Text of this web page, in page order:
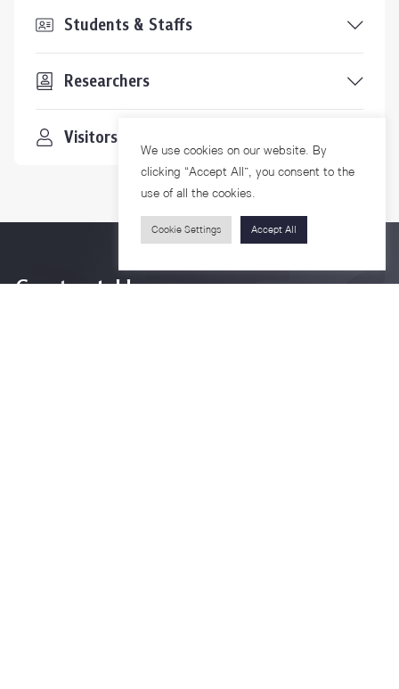
Students & Staffs
Researchers
Visitors
Contact Us
We use cookies on our website. By
clicking “Accept All”, you consent to the
use of all the cookies.
Cookie Settings Accept All